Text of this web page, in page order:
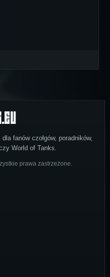
fanów czołgów, poradników,
World of Tanks.
prawa zastrzeżone.